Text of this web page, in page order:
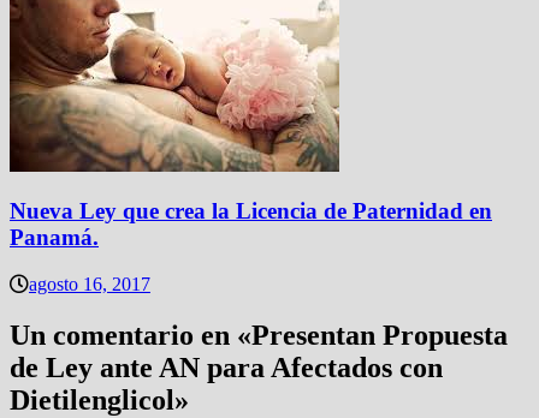
Nueva Ley que crea la Licencia de Paternidad en
Panamá.
agosto 16, 2017
Un comentario en «Presentan Propuesta
de Ley ante AN para Afectados con
Dietilenglicol»